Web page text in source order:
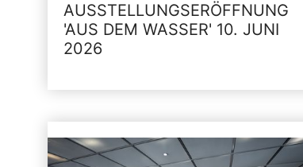
AUSSTELLUNGSERÖFFNUNG
'AUS DEM WASSER' 10. JUNI
2026